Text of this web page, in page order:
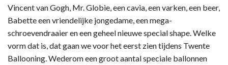
Vincent van Gogh, Mr. Globie, een cavia, een varken, een beer,
Babette een vriendelijke jongedame, een mega-
schroevendraaier en een geheel nieuwe special shape. Welke
vorm dat is, dat gaan we voor het eerst zien tijdens Twente
Ballooning. Wederom een groot aantal speciale ballonnen